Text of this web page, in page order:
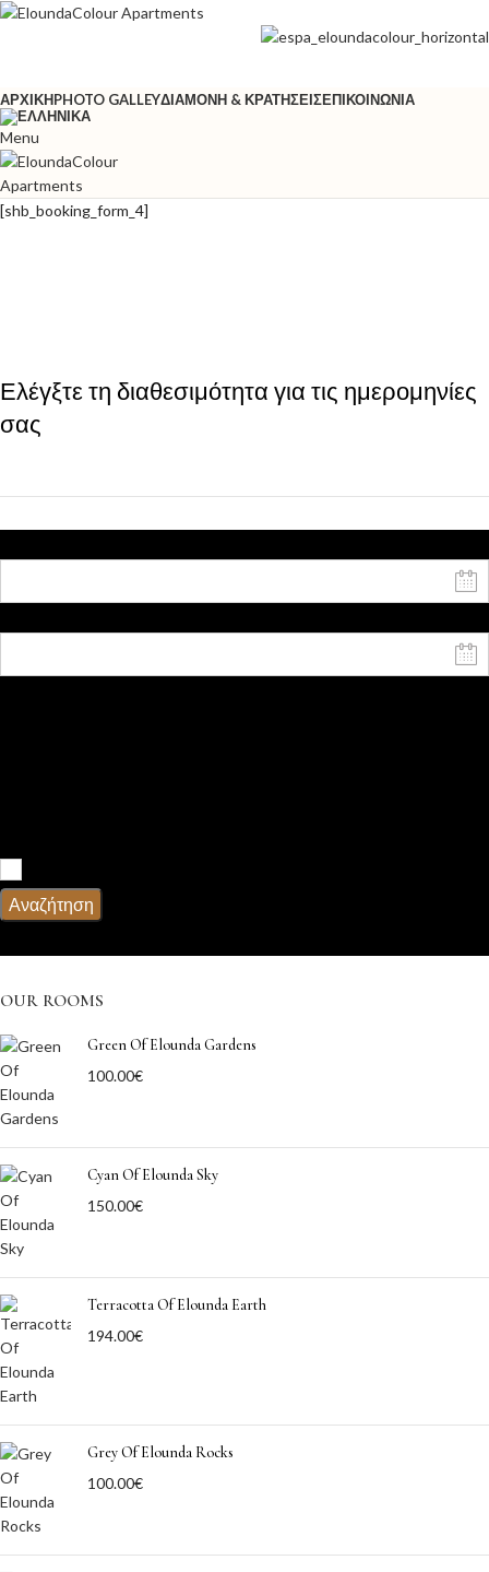
ΑΡΧΙΚΉPHOTO GALLEYΔΙΑΜΟΝΉ & ΚΡΑΤΉΣΕΙΣΕΠΙΚΟΙΝΩΝΊΑ
Menu
[shb_booking_form_4]
Ελέγξτε τη διαθεσιμότητα για τις ημερομηνίες
σας
Αναζήτηση
OUR ROOMS
Green Of Elounda Gardens
100.00€
Cyan Of Elounda Sky
150.00€
Terracotta Of Elounda Earth
194.00€
Grey Of Elounda Rocks
100.00€